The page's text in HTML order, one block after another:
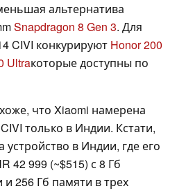
альтернатива
Snapdragon 8 Gen 3. Для
CIVI конкурируют Honor 200
Ultraкоторые доступны по
что Xiaomi намерена
только в Индии. Кстати,
устройство в Индии, где его
42 999 (~$515) с 8 Гб
256 Гб памяти в трех